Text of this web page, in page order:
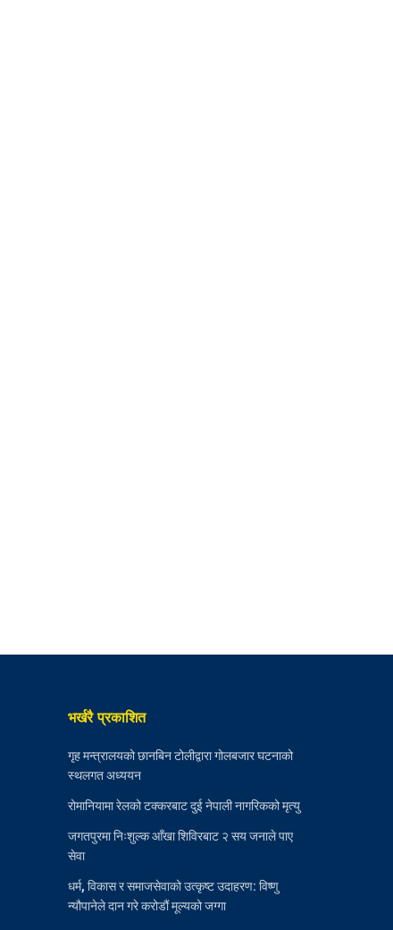
भर्खरै प्रकाशित
गृह मन्त्रालयको छानबिन टोलीद्वारा गोलबजार घटनाको
स्थलगत अध्ययन
रोमानियामा रेलको टक्करबाट दुई नेपाली नागरिकको मृत्यु
जगतपुरमा निःशुल्क आँखा शिविरबाट २ सय जनाले पाए
सेवा
धर्म, विकास र समाजसेवाको उत्कृष्ट उदाहरण: विष्णु
न्यौपानेले दान गरे करोडौं मूल्यको जग्गा